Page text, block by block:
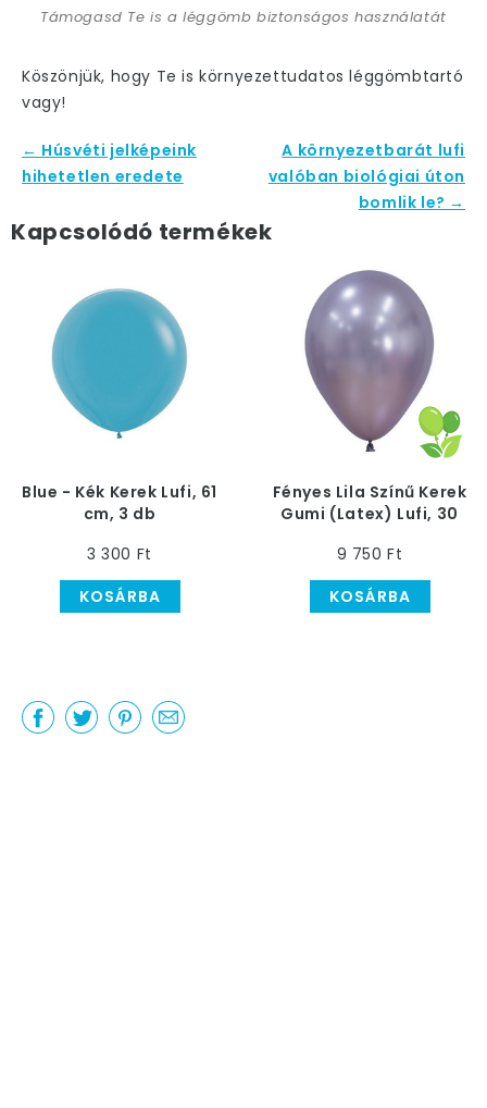
Támogasd Te is a léggömb biztonságos használatát
Köszönjük, hogy Te is környezettudatos léggömbtartó
vagy!
A környezetbarát lufi
valóban biológiai úton
bomlik le? →
← Húsvéti jelképeink
hihetetlen eredete
Kapcsolódó termékek
Blue - Kék Kerek Lufi, 61
cm, 3 db
3 300 Ft
KOSÁRBA
Fényes Lila Színű Kerek
Gumi (Latex) Lufi, 30
9 750 Ft
KOSÁRBA